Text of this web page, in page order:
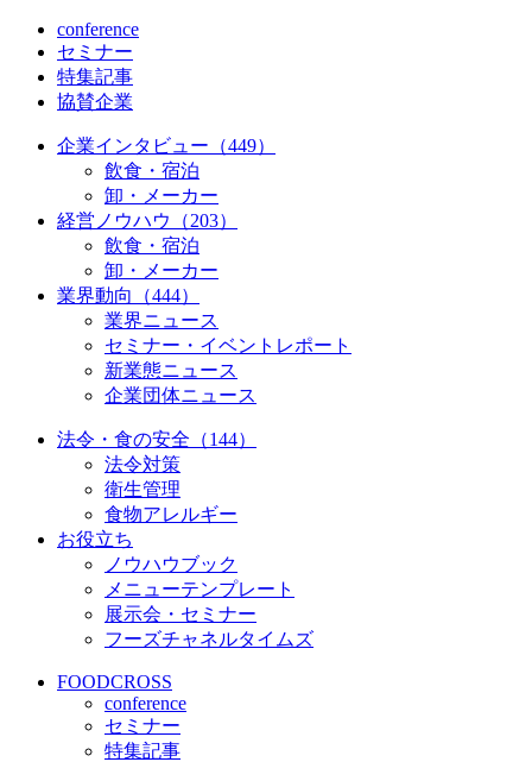
conference
セミナー
特集記事
協賛企業
企業インタビュー（449）
飲食・宿泊
卸・メーカー
経営ノウハウ（203）
飲食・宿泊
卸・メーカー
業界動向（444）
業界ニュース
セミナー・イベントレポート
新業態ニュース
企業団体ニュース
法令・食の安全（144）
法令対策
衛生管理
食物アレルギー
お役立ち
ノウハウブック
メニューテンプレート
展示会・セミナー
フーズチャネルタイムズ
FOODCROSS
conference
セミナー
特集記事